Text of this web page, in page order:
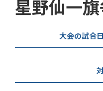
星野仙一
大会の試合